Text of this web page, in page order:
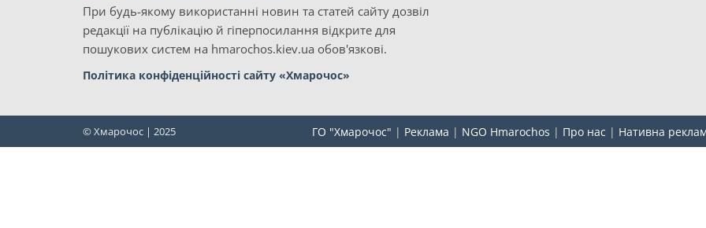
При будь-якому використанні новин та статей сайту дозвіл
редакції на публікацію й гіперпосилання відкрите для
пошукових систем на hmarochos.kiev.ua обов'язкові.
Політика конфіденційності сайту «Хмарочос»
© Хмарочос | 2025 ГО "Хмарочос" | Реклама | NGO Hmarochos | Про нас | Нативна